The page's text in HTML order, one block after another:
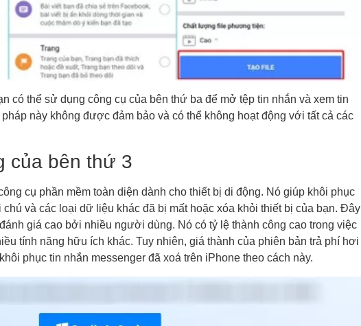
có thể sử dụng công cụ của bên thứ ba để mở tệp tin nhắn và xem tin
này không được đảm bảo và có thể không hoạt động với tất cả các
của bên thứ 3
cụ phần mềm toàn diện dành cho thiết bị di động. Nó giúp khôi phục
và các loại dữ liệu khác đã bị mất hoặc xóa khỏi thiết bị của bạn. Đây
giá cao bởi nhiều người dùng. Nó có tỷ lệ thành công cao trong việc
tính năng hữu ích khác. Tuy nhiên, giá thành của phiên bản trả phí hơi
khôi phục tin nhắn messenger đã xoá trên iPhone theo cách này.